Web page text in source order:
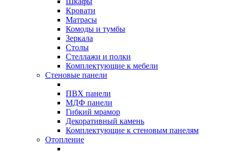
Кровати
Матрасы
Комоды и тумбы
Зеркала
Столы
Стеллажи и полки
Комплектующие к мебели
Стеновые панели
ПВХ панели
МДФ панели
Гибкий мрамор
Декоративный камень
Комплектующие к стеновым панелям
Отопление